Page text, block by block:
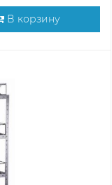
В корзину